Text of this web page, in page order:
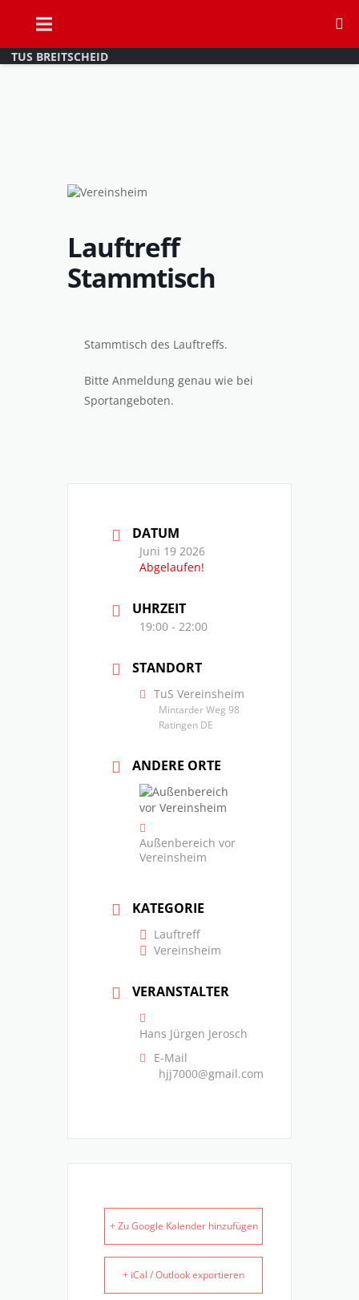
TUS BREITSCHEID
Lauftreff
Stammtisch
Stammtisch des Lauftreffs.
Bitte Anmeldung genau wie bei
Sportangeboten.
DATUM
Juni 19 2026
Abgelaufen!
UHRZEIT
19:00 - 22:00
STANDORT
TuS Vereinsheim
Mintarder Weg 98
Ratingen DE
ANDERE ORTE
Außenbereich vor
Vereinsheim
KATEGORIE
Lauftreff
Vereinsheim
VERANSTALTER
Hans Jürgen Jerosch
E-Mail
hjj7000@gmail.com
+ Zu Google Kalender hinzufügen
+ iCal / Outlook exportieren